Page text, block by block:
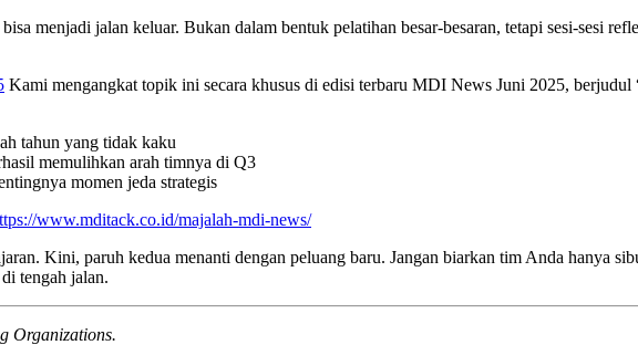
menjadi jalan keluar. Bukan dalam bentuk pelatihan besar-besaran, tetapi sesi-sesi
Kami mengangkat topik ini secara khusus di edisi terbaru MDI News Juni 2025,
tahun yang tidak kaku
memulihkan arah timnya di Q3
momen jeda strategis
www.mditack.co.id/majalah-mdi-news/
Kini, paruh kedua menanti dengan peluang baru. Jangan biarkan tim Anda hanya
tengah jalan.
Organizations.